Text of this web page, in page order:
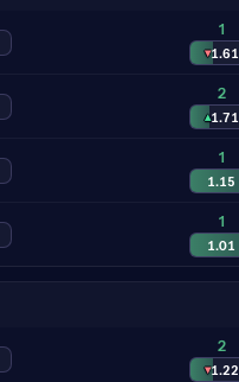
1
▾1.61
2
▴1.71
1
1.15
1
1.01
2
▾1.22